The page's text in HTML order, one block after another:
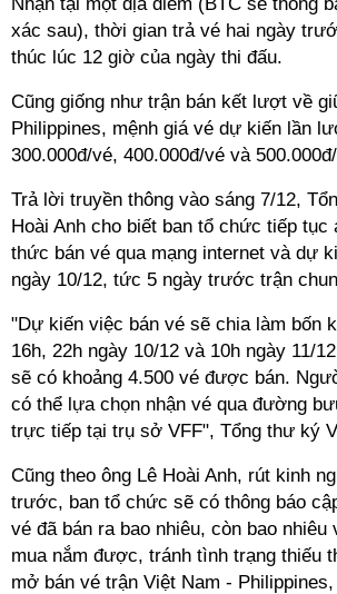
xác sau), thời gian trả vé hai ngày
thúc lúc 12 giờ của ngày thi đấu.
Cũng giống như trận bán kết lượt về
Philippines, mệnh giá vé dự kiến lần
300.000đ/vé, 400.000đ/vé và
Trả lời truyền thông vào sáng 7/12,
Hoài Anh cho biết ban tổ chức tiếp tục
thức bán vé qua mạng internet và dự
ngày 10/12, tức 5 ngày trước trận
"Dự kiến việc bán vé sẽ chia làm bốn
16h, 22h ngày 10/12 và 10h ngày 11/
sẽ có khoảng 4.500 vé được bán.
có thể lựa chọn nhận vé qua đường
trực tiếp tại trụ sở VFF", Tổng thư ký
Cũng theo ông Lê Hoài Anh, rút kinh
trước, ban tổ chức sẽ có thông báo
vé đã bán ra bao nhiêu, còn bao nhiêu
mua nắm được, tránh tình trạng thiếu
mở bán vé trận Việt Nam -